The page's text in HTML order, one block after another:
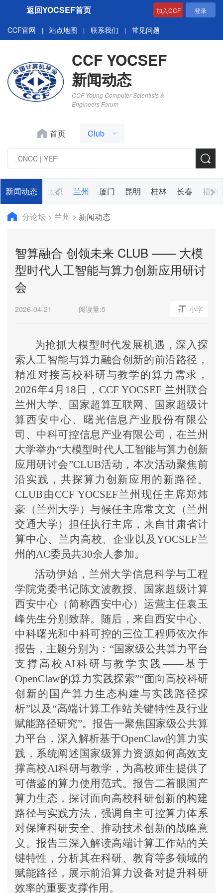
返回YOCSEF首页 加入CCF 登录
CCF官网 | 站点地图 | 联系我们 | 常见问题
CCF YOCSEF
新闻动态
CCF Young Computer Scientists &
Engineers Forum
首页 Club
新闻动态
京 合肥 太原 兰州 厦门 昆明 桂林 长春 福州
分论坛 > 兰州 > 新闻动态
智算融合 创领未来 CLUB —— 大模
型时代人工智能与算力创新应用研讨
会
2026-04-21 阅读量:5 小字
为抢抓大模型时代发展机遇，深入探
索人工智能与算力融合创新的前沿路径，
精准对接高校科研与教学的算力需求，
2026年4月18日，CCF YOCSEF 兰州联合
兰州大学、国家超算互联网、国家超级计
算西安中心、曙光信息产业股份有限公
司、中科可控信息产业有限公司，在兰州
大学举办“大模型时代人工智能与算力创新
应用研讨会”CLUB活动，本次活动聚焦前
沿实践，共探算力创新应用的新路径。
CLUB由CCF YOCSEF兰州现任主席郑炜
豪（兰州大学）与候任主席常文文（兰州
交通大学）担任执行主席，来自甘肃省计
算中心、兰内高校、企业以及YOCSEF兰
州的AC委员共30余人参加。
活动伊始，兰州大学信息科学与工程
学院党委书记陈文波教授、国家超级计算
西安中心（简称西安中心）运营主任袁玉
峰先生分别致辞。随后，来自西安中心、
中科曙光和中科可控的三位工程师依次作
报告，主题分别为： “国家级公共算力平台
支撑高校AI科研与教学实践——基于
OpenClaw的算力实践探索”“面向高校科研
创新的国产算力生态构建与实践路径探
析”以及“高端计算工作站关键特性及行业
赋能路径研究”。报告一聚焦国家级公共算
力平台，深入解析基于OpenClaw的算力实
践，系统阐述国家级算力资源如何高效支
撑高校AI科研与教学，为高校师生提供了
可借鉴的算力使用范式。报告二着眼国产
算力生态，探讨面向高校科研创新的构建
路径与实践方法，强调自主可控算力体系
对保障科研安全、推动技术创新的战略意
义。报告三深入解读高端计算工作站的关
键特性，分析其在科研、教育等多领域的
赋能路径，展示前沿算力设备对提升科研
效率的重要支撑作用。